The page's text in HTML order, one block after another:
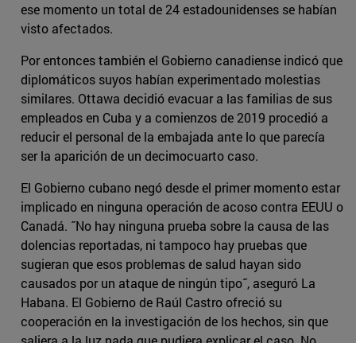
ese momento un total de 24 estadounidenses se habían
visto afectados.
Por entonces también el Gobierno canadiense indicó que
diplomáticos suyos habían experimentado molestias
similares. Ottawa decidió evacuar a las familias de sus
empleados en Cuba y a comienzos de 2019 procedió a
reducir el personal de la embajada ante lo que parecía
ser la aparición de un decimocuarto caso.
El Gobierno cubano negó desde el primer momento estar
implicado en ninguna operación de acoso contra EEUU o
Canadá. ˝No hay ninguna prueba sobre la causa de las
dolencias reportadas, ni tampoco hay pruebas que
sugieran que esos problemas de salud hayan sido
causados por un ataque de ningún tipo˝, aseguró La
Habana. El Gobierno de Raúl Castro ofreció su
cooperación en la investigación de los hechos, sin que